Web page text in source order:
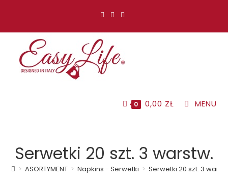
0 0,00 ZŁ MENU
Serwetki 20 szt. 3 warstw.
> ASORTYMENT > Napkins - Serwetki > Serwetki 20 szt. 3